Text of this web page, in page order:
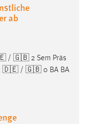
ab
/ 🇬🇧 2 Sem Präs
🇩🇪 / 🇬🇧 0 BA BA